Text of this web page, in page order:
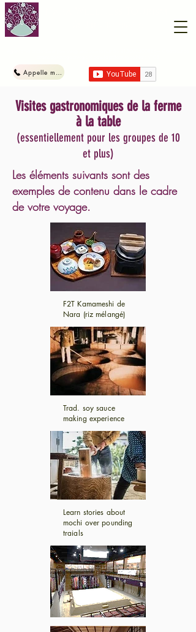
Appelle maintenant
Visites gastronomiques de la ferme
à la table
(essentiellement pour les groupes de 10
et plus)
Les éléments suivants sont des
exemples de contenu dans le cadre
de votre voyage.
F2T Kamameshi de
Nara (riz mélangé)
Trad. soy sauce
making experience
Learn stories about
mochi over pounding
traials